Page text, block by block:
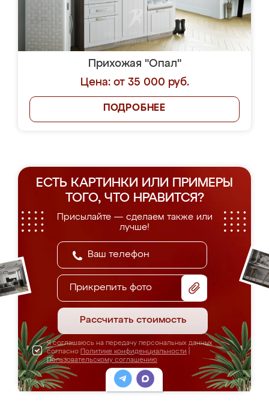
Прихожая "Опал"
Цена: от 35 000 руб.
ПОДРОБНЕЕ
ЕСТЬ КАРТИНКИ ИЛИ ПРИМЕРЫ
ТОГО, ЧТО НРАВИТСЯ?
Присылайте — сделаем также или
лучше!
Прикрепить фото
Рассчитать стоимость
Я соглашаюсь на передачу персональных данных
согласно Политике конфиденциальности
Пользовательскому соглашению